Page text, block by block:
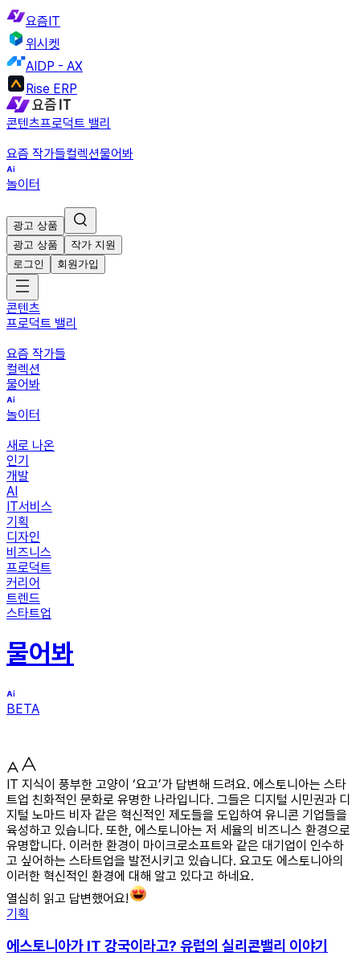
요즘IT
위시켓
AIDP - AX
Rise ERP
콘텐츠프로덕트 밸리
요즘 작가들컬렉션물어봐
놀이터
광고 상품
광고 상품
작가 지원
로그인
회원가입
콘텐츠
프로덕트 밸리
요즘 작가들
컬렉션
물어봐
놀이터
새로 나온
인기
개발
AI
IT서비스
기획
디자인
비즈니스
프로덕트
커리어
트렌드
스타트업
물어봐
BETA
IT 지식이 풍부한 고양이 ‘요고’가 답변해 드려요. 에스토니아는 스타
트업 친화적인 문화로 유명한 나라입니다. 그들은 디지털 시민권과 디
지털 노마드 비자 같은 혁신적인 제도들을 도입하여 유니콘 기업들을
육성하고 있습니다. 또한, 에스토니아는 저 세율의 비즈니스 환경으로
유명합니다. 이러한 환경이 마이크로소프트와 같은 대기업이 인수하
고 싶어하는 스타트업을 발전시키고 있습니다. 요고도 에스토니아의
이러한 혁신적인 환경에 대해 알고 있다고 하네요.
열심히 읽고 답변했어요!
기획
에스토니아가 IT 강국이라고? 유럽의 실리콘밸리 이야기